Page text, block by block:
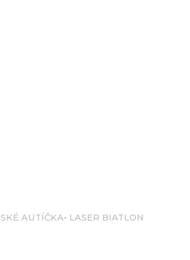
AUTÍČKA
LASER BIATLON